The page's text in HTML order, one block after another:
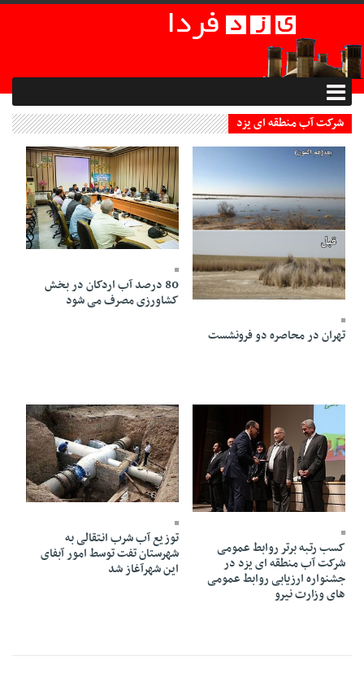
شرکت آب منطقه ای یزد
07 Aban 1398 - 11:55
تهران در محاصره دو فرونشست
03 Shahrivar 1398 - 21:51
80 درصد آب اردکان در بخش
کشاورزی مصرف می شود
02 Shahrivar 1398 - 20:16
کسب رتبه برتر روابط عمومی
شرکت آب منطقه ای یزد در
جشنواره ارزیابی روابط عمومی
های وزارت نیرو
23 Tir 1388 - 15:56
توزیع آب شرب انتقالی به
شهرستان تفت توسط امور آبفای
این شهرآغاز شد